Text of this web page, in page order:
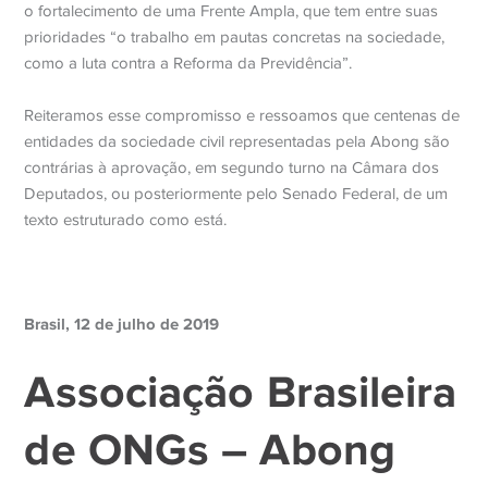
o fortalecimento de uma Frente Ampla, que tem entre suas
prioridades “o trabalho em pautas concretas na sociedade,
como a luta contra a Reforma da Previdência”.
Reiteramos esse compromisso e ressoamos que centenas de
entidades da sociedade civil representadas pela Abong são
contrárias à aprovação, em segundo turno na Câmara dos
Deputados, ou posteriormente pelo Senado Federal, de um
texto estruturado como está.
Brasil, 12 de julho de 2019
Associação Brasileira
de ONGs – Abong